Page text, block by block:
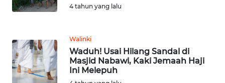
4 tahun yang lalu
Walinki
Waduh! Usai Hilang Sandal di
Masjid Nabawi, Kaki Jemaah Haji
Ini Melepuh
JATIM
BALI
WN
KALBAR